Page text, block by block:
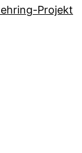
Projekt